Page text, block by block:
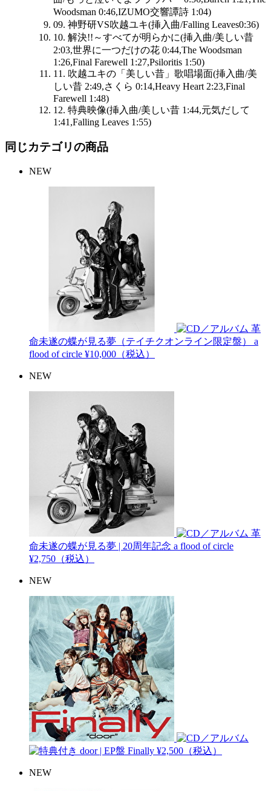
Woodsman 0:46,IZUMO交響譚詩 1:04)
09. 神野研VS吹越ユキ(挿入曲/Falling Leaves0:36)
10. 解決!!～すべてが明らかに(挿入曲/美しい昔
2:03,世界に一つだけの花 0:44,The Woodsman
1:26,Final Farewell 1:27,Psiloritis 1:50)
11. 吹越ユキの「美しい昔」歌唱場面(挿入曲/美
しい昔 2:49,さくら 0:14,Heavy Heart 2:23,Final
Farewell 1:48)
12. 特典映像(挿入曲/美しい昔 1:44,元気だして
1:41,Falling Leaves 1:55)
同じカテゴリの商品
NEW
革
命未遂の蝶が見る夢（テイチクオンライン限定盤） a
flood of circle ¥10,000（税込）
NEW
革
命未遂の蝶が見る夢 | 20周年記念 a flood of circle
¥2,750（税込）
NEW
door | EP盤 Finally ¥2,500（税込）
NEW